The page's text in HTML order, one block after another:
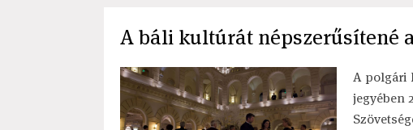
A báli kultúrát népszerűsítené
A polgári
jegyében